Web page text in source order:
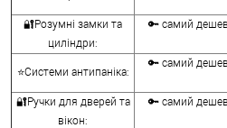
🔐Розумні замки та
циліндри:
🔑 самий
⭐Системи антипаніка:
🔑 самий
🔐Ручки для дверей та
вікон:
🔑 самий